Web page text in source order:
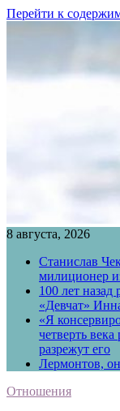
Перейти к
8 августа, 2026
Станислав
милиционер
100 лет назад
«Девчат»
«Я
четверть
разрежут его
Лермонтов,
Отношения